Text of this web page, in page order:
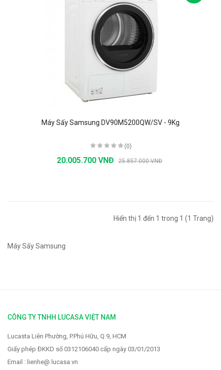
Máy Sấy Samsung DV90M5200QW/SV - 9Kg
(0)
20.005.700 VNĐ 25.857.000 VNĐ
Hiển thị 1 đến 1 trong 1 (1 Trang)
Máy Sấy Samsung
CÔNG TY TNHH LUCASA VIỆT NAM
Lucasta Liên Phường, P.Phú Hữu, Q.9, HCM
Giấy phép ĐKKD số 0312106040 cấp ngày 03/01/2013
Email : lienhe@ lucasa.vn